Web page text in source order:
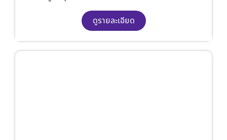
ดูรายละเอียด